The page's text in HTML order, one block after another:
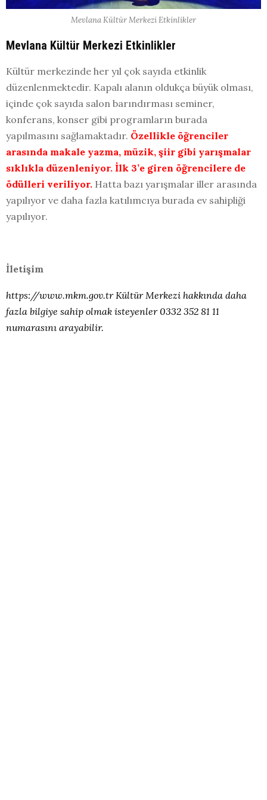
Mevlana Kültür Merkezi Etkinlikler
Mevlana Kültür Merkezi Etkinlikler
Kültür merkezinde her yıl çok sayıda etkinlik
düzenlenmektedir. Kapalı alanın oldukça büyük olması,
içinde çok sayıda salon barındırması seminer,
konferans, konser gibi programların burada
yapılmasını sağlamaktadır. Özellikle öğrenciler
arasında makale yazma, müzik, şiir gibi yarışmalar
sıklıkla düzenleniyor. İlk 3’e giren öğrencilere de
ödülleri veriliyor. Hatta bazı yarışmalar iller arasında
yapılıyor ve daha fazla katılımcıya burada ev sahipliği
yapılıyor.
İletişim
https://www.mkm.gov.tr Kültür Merkezi hakkında daha
fazla bilgiye sahip olmak isteyenler 0332 352 81 11
numarasını arayabilir.